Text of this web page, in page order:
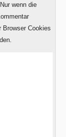
wenn die
Browser Cookies